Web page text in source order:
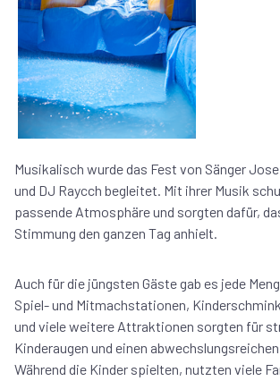
Musikalisch wurde das Fest von Sänger
und DJ Raycch begleitet. Mit ihrer Musik
passende Atmosphäre und sorgten dafür,
Stimmung den ganzen Tag anhielt.
Auch für die jüngsten Gäste gab es jede
Spiel- und Mitmachstationen,
und viele weitere Attraktionen sorgten für
Kinderaugen und einen
Während die Kinder spielten, nutzten viele